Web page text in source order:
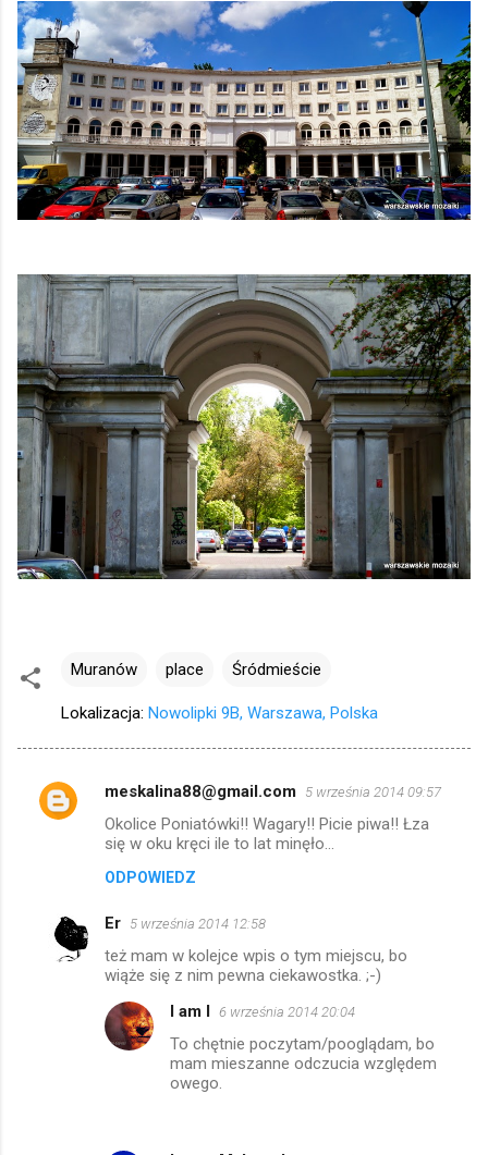
Muranów place Śródmieście
Lokalizacja: Nowolipki 9B, Warszawa, Polska
K
meskalina88@gmail.com 5 września 2014 09:57
Okolice Poniatówki!! Wagary!! Picie piwa!! Łza
się w oku kręci ile to lat minęło...
ODPOWIEDZ
Er 5 września 2014 12:58
też mam w kolejce wpis o tym miejscu, bo
wiąże się z nim pewna ciekawostka. ;-)
I am I 6 września 2014 20:04
To chętnie poczytam/pooglądam, bo
mam mieszanne odczucia względem
owego.